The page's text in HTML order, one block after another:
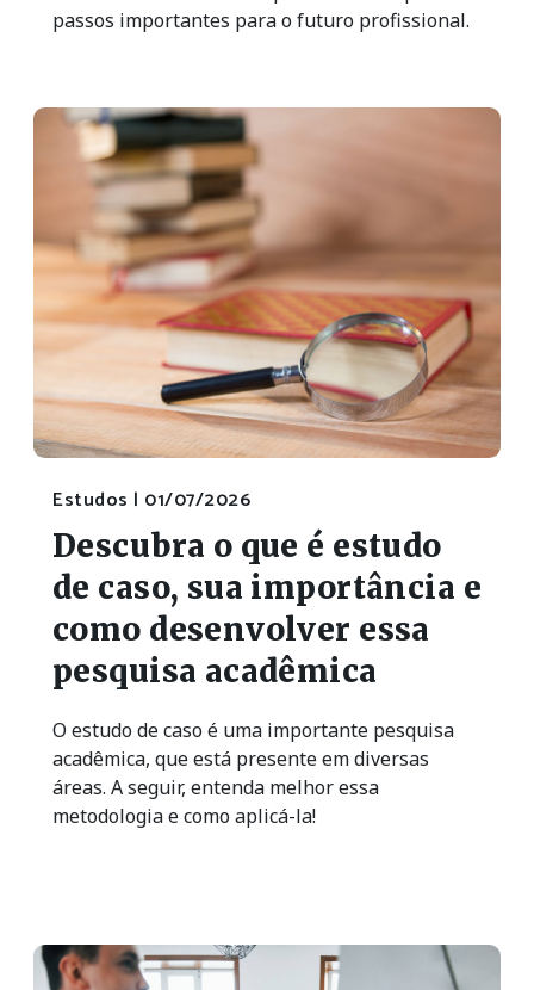
passos importantes para o futuro profissional.
Estudos | 01/07/2026
Descubra o que é estudo
de caso, sua importância e
como desenvolver essa
pesquisa acadêmica
O estudo de caso é uma importante pesquisa
acadêmica, que está presente em diversas
áreas. A seguir, entenda melhor essa
metodologia e como aplicá-la!